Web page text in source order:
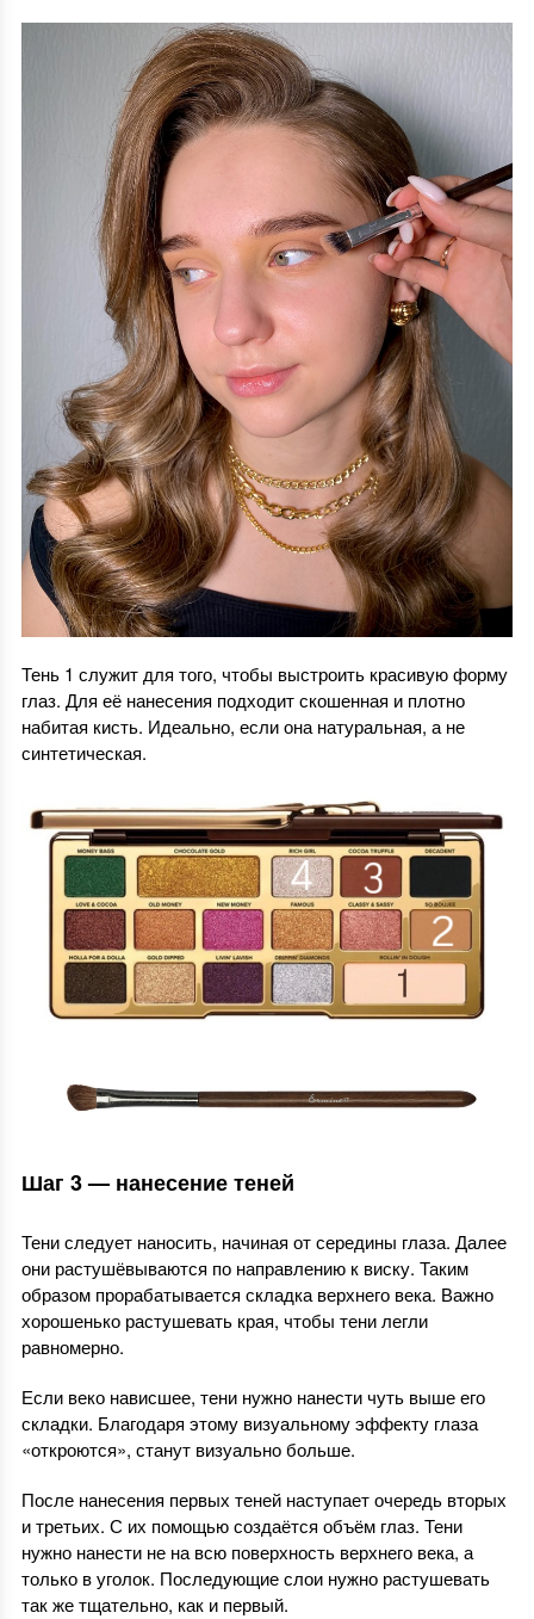
Тень 1 служит для того, чтобы выстроить красивую форму
глаз. Для её нанесения подходит скошенная и плотно
набитая кисть. Идеально, если она натуральная, а не
синтетическая.
Шаг 3 — нанесение теней
Тени следует наносить, начиная от середины глаза. Далее
они растушёвываются по направлению к виску. Таким
образом прорабатывается складка верхнего века. Важно
хорошенько растушевать края, чтобы тени легли
равномерно.
Если веко нависшее, тени нужно нанести чуть выше его
складки. Благодаря этому визуальному эффекту глаза
«откроются», станут визуально больше.
После нанесения первых теней наступает очередь вторых
и третьих. С их помощью создаётся объём глаз. Тени
нужно нанести не на всю поверхность верхнего века, а
только в уголок. Последующие слои нужно растушевать
так же тщательно, как и первый.